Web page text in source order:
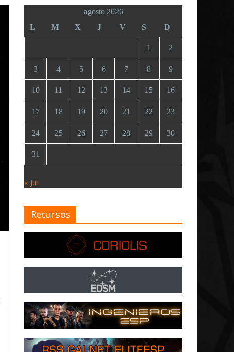
agosto 2026
L
M X J V S D
1 2
3 4 5 6 7 8 9
10 11 12 13 14 15 16
17 18 19 20 21 22 23
24 25 26 27 28 29 30
31
« Jul
Recursos